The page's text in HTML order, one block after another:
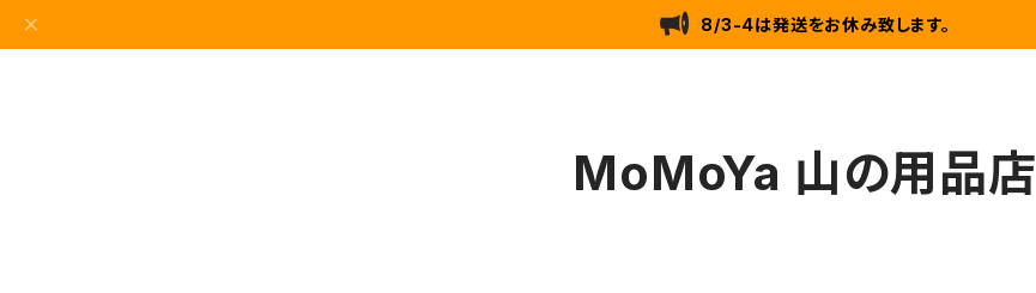
8/3-4は発送をお休み致します。
MoMoYa 山の用品店